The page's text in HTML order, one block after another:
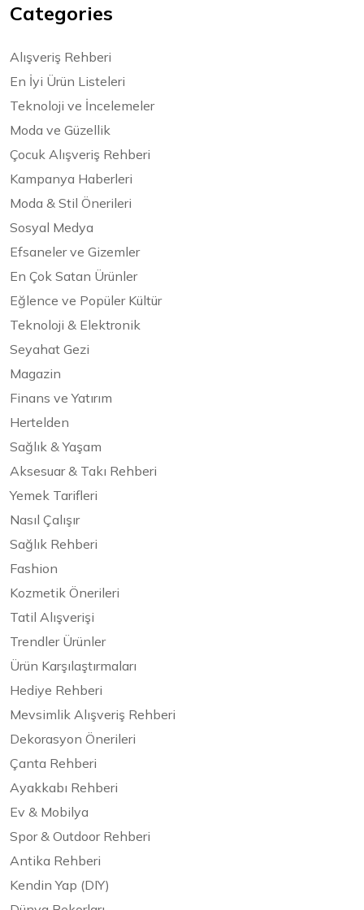
Categories
Alışveriş Rehberi
En İyi Ürün Listeleri
Teknoloji ve İncelemeler
Moda ve Güzellik
Çocuk Alışveriş Rehberi
Kampanya Haberleri
Moda & Stil Önerileri
Sosyal Medya
Efsaneler ve Gizemler
En Çok Satan Ürünler
Eğlence ve Popüler Kültür
Teknoloji & Elektronik
Seyahat Gezi
Magazin
Finans ve Yatırım
Hertelden
Sağlık & Yaşam
Aksesuar & Takı Rehberi
Yemek Tarifleri
Nasıl Çalışır
Sağlık Rehberi
Fashion
Kozmetik Önerileri
Tatil Alışverişi
Trendler Ürünler
Ürün Karşılaştırmaları
Hediye Rehberi
Mevsimlik Alışveriş Rehberi
Dekorasyon Önerileri
Çanta Rehberi
Ayakkabı Rehberi
Ev & Mobilya
Spor & Outdoor Rehberi
Antika Rehberi
Kendin Yap (DIY)